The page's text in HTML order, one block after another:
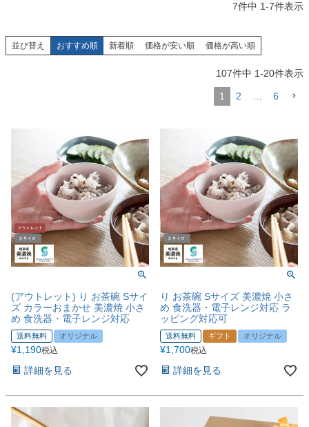
7件中 1-7件表示
並び替え おすすめ順 新着順 価格が安い順 価格が高い順
107件中 1-20件表示
1 2 … 6
(アウトレット) り お茶碗 Sサイ
ズ カラーおまかせ 美濃焼 小さ
め 食洗器・電子レンジ対応
送料無料 オリジナル
¥1,190税込
詳細を見る
り お茶碗 Sサイズ 美濃焼 小さ
め 食洗器・電子レンジ対応 ラ
ッピング対応可
送料無料 ギフト オリジナル
¥1,700税込
詳細を見る